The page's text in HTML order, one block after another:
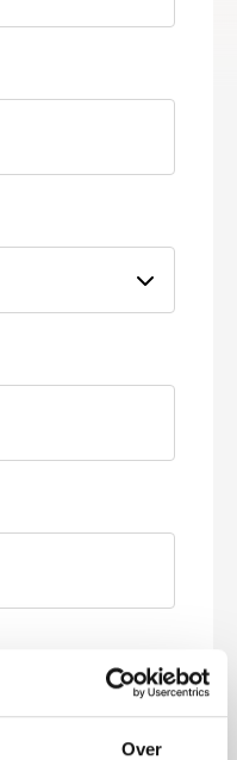
Over